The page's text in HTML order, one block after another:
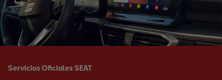
Servicios Oficiales SEAT